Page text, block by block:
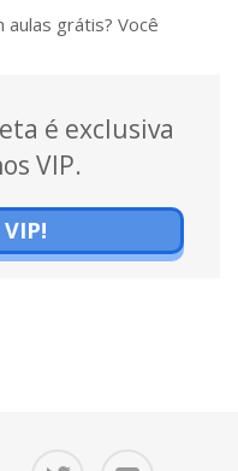
grátis? Você
é exclusiva
VIP.